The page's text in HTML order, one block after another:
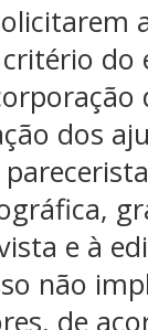
dos
e à
não
de